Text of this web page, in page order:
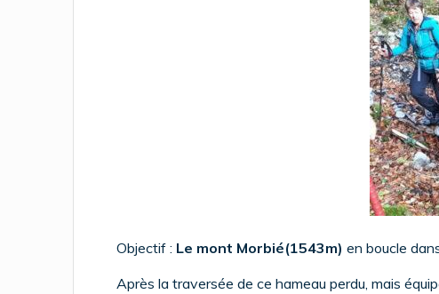
Objectif : Le mont Morbié(1543m) en boucle
Après la traversée de ce hameau perdu, mais